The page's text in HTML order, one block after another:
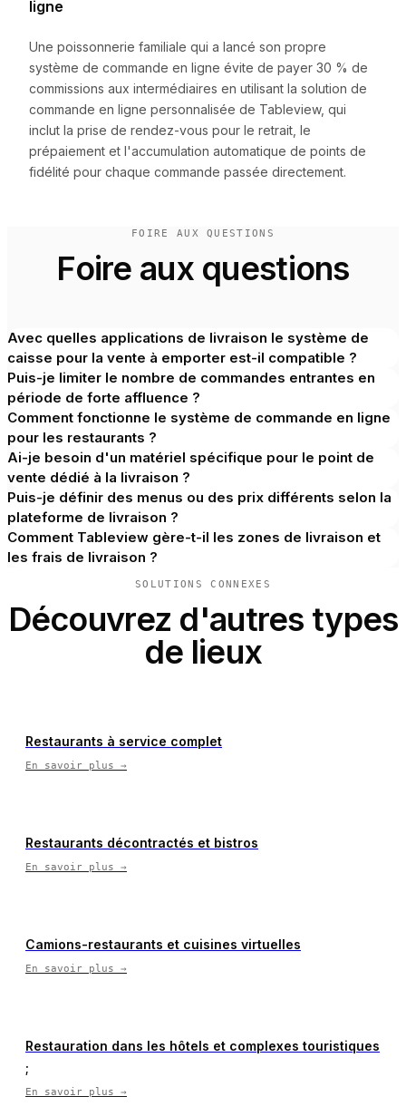
ligne
Une poissonnerie familiale qui a lancé son propre
système de commande en ligne évite de payer 30 % de
commissions aux intermédiaires en utilisant la solution de
commande en ligne personnalisée de Tableview, qui
inclut la prise de rendez-vous pour le retrait, le
prépaiement et l'accumulation automatique de points de
fidélité pour chaque commande passée directement.
FOIRE AUX QUESTIONS
Foire aux questions
Avec quelles applications de livraison le système de
caisse pour la vente à emporter est-il compatible ?
Puis-je limiter le nombre de commandes entrantes en
période de forte affluence ?
Comment fonctionne le système de commande en ligne
pour les restaurants ?
Ai-je besoin d'un matériel spécifique pour le point de
vente dédié à la livraison ?
Puis-je définir des menus ou des prix différents selon la
plateforme de livraison ?
Comment Tableview gère-t-il les zones de livraison et
les frais de livraison ?
SOLUTIONS CONNEXES
Découvrez d'autres types
de lieux
Restaurants à service complet
En savoir plus →
Restaurants décontractés et bistros
En savoir plus →
Camions-restaurants et cuisines virtuelles
En savoir plus →
Restauration dans les hôtels et complexes touristiques
;
En savoir plus →